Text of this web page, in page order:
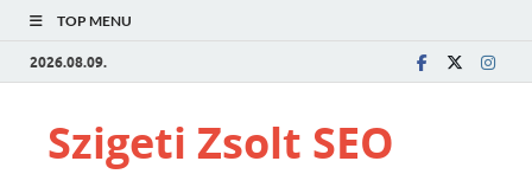
TOP MENU
2026.08.09.
Szigeti Zsolt SEO